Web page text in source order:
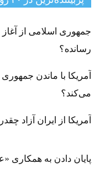
جمهوری اسلامی از
رسانده؟
آمریکا با ماندن
می‌کند؟
آمریکا از ایران آزاد
پایان دادن به همکاری